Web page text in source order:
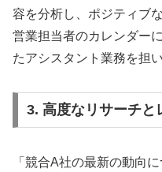
容を分析し、ポジティブ
営業担当者のカレンダー
たアシスタント業務を担い
3. 高度なリサーチと
「競合A社の最新の動向